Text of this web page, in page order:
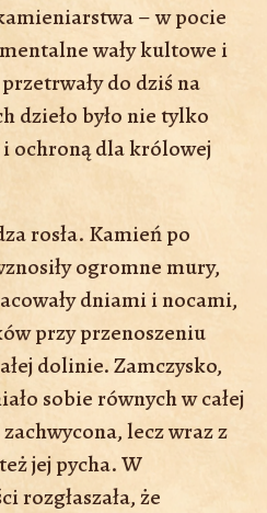
– w pocie
wały kultowe i
do dziś na
dzieło było nie tylko
ochroną dla królowej
rosła. Kamień po
ogromne mury,
dniami i nocami,
przy przenoszeniu
dolinie. Zamczysko,
sobie równych w całej
lecz wraz z
jej pycha. W
rozgłaszała, że